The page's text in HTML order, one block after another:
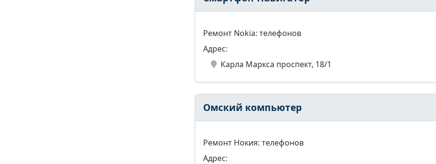
Ремонт Nokia: телефонов
Адрес:
Карла Маркса проспект, 18/1
Омский компьютер
Ремонт Нокия: телефонов
Адрес: